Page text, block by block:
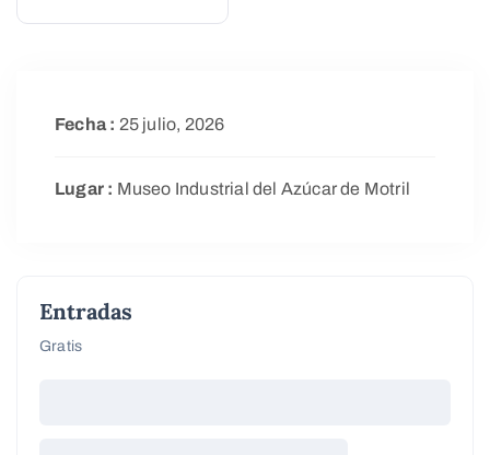
Fecha : 25 julio, 2026
Lugar : Museo Industrial del Azúcar de Motril
Entradas
Gratis